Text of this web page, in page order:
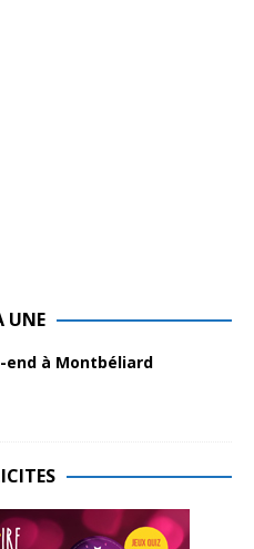
UNE
end à Montbéliard